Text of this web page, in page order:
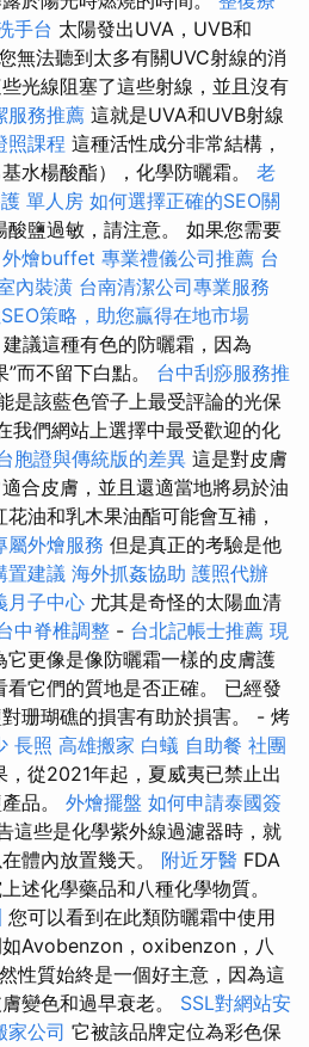
手台 太陽發出UVA，UVB和
無法聽到太多有關UVC射線的消
光線阻塞了這些射線，並且沒有
服務推薦 這就是UVA和UVB射線
照課程 這種活性成分非常結構，
水楊酸酯），化學防曬霜。 老
單人房 如何選擇正確的SEO關
酸鹽過敏，請注意。 如果您需要
外燴buffet 專業禮儀公司推薦 台
內裝潢 台南清潔公司專業服務
策略，助您贏得在地市場
議這種有色的防曬霜，因為
而不留下白點。 台中刮痧服務推
是該藍色管子上最受評論的光保
我們網站上選擇中最受歡迎的化
胞證與傳統版的差異 這是對皮膚
合皮膚，並且還適當地將易於油
油和乳木果油酯可能會互補，
屬外燴服務 但是真正的考驗是他
置建議 海外抓姦協助 護照代辦
月子中心 尤其是奇怪的太陽血清
中脊椎調整 - 台北記帳士推薦 現
它更像是像防曬霜一樣的皮膚護
它們的質地是否正確。 已經發
珊瑚礁的損害有助於損害。 - 烤
長照 高雄搬家 白蟻 自助餐 社團
，從2021年起，夏威夷已禁止出
品。 外燴擺盤 如何申請泰國簽
這些是化學紫外線過濾器時，就
體內放置幾天。 附近牙醫 FDA
述化學藥品和八種化學物質。
您可以看到在此類防曬霜中使用
Avobenzon，oxibenzon，八
性質始終是一個好主意，因為這
變色和過早衰老。 SSL對網站安
家公司 它被該品牌定位為彩色保